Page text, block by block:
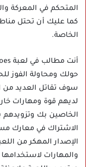
المتحكم في المعركة
كما عليك أن تحتل
الخاصة.
حولك ومحاولة الفوز
سوف تقاتل العديد من
لديهم قوة ومهارات
الخاصين بك وتزويدهم
الاشتراك في معارك
الإصدار المهكر من
والمهارات لاستخدامها